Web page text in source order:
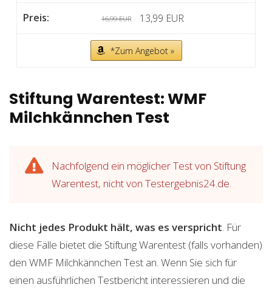
16,99 EUR 13,99 EUR
*Zum Angebot »
Stiftung Warentest: WMF
Milchkännchen Test
Nachfolgend ein möglicher Test von Stiftung
Warentest, nicht von Testergebnis24.de.
Nicht jedes Produkt hält, was es verspricht. Für
diese Fälle bietet die Stiftung Warentest (falls vorhanden)
den WMF Milchkännchen Test an. Wenn Sie sich für
einen ausführlichen Testbericht interessieren und die